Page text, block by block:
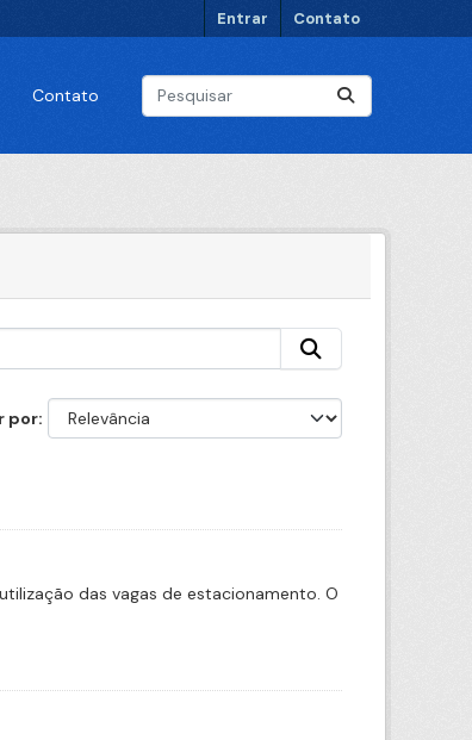
Entrar Contato
Contato
por
das vagas de estacionamento. O